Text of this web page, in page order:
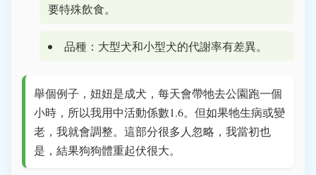
要特殊飲食。
品種：大型犬和小型犬的代謝率有差異。
舉個例子，妞妞是成犬，每天會帶牠去公園跑一個
小時，所以我用中活動係數1.6。但如果牠生病或變
老，我就會調整。這部分很多人忽略，我當初也
是，結果狗狗體重起伏很大。